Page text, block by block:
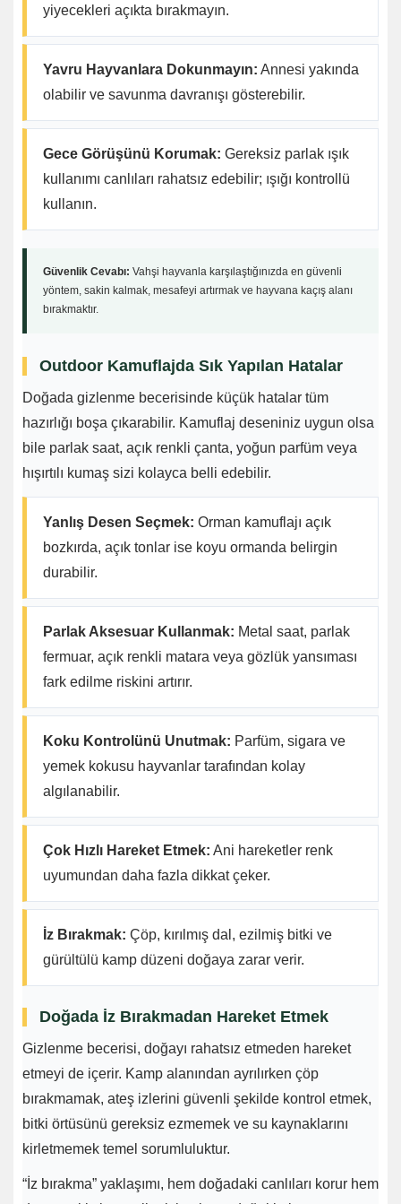
yiyecekleri açıkta bırakmayın.
Yavru Hayvanlara Dokunmayın: Annesi yakında
olabilir ve savunma davranışı gösterebilir.
Gece Görüşünü Korumak: Gereksiz parlak ışık
kullanımı canlıları rahatsız edebilir; ışığı kontrollü
kullanın.
Güvenlik Cevabı: Vahşi hayvanla karşılaştığınızda en güvenli
yöntem, sakin kalmak, mesafeyi artırmak ve hayvana kaçış alanı
bırakmaktır.
Outdoor Kamuflajda Sık Yapılan Hatalar
Doğada gizlenme becerisinde küçük hatalar tüm
hazırlığı boşa çıkarabilir. Kamuflaj deseniniz uygun olsa
bile parlak saat, açık renkli çanta, yoğun parfüm veya
hışırtılı kumaş sizi kolayca belli edebilir.
Yanlış Desen Seçmek: Orman kamuflajı açık
bozkırda, açık tonlar ise koyu ormanda belirgin
durabilir.
Parlak Aksesuar Kullanmak: Metal saat, parlak
fermuar, açık renkli matara veya gözlük yansıması
fark edilme riskini artırır.
Koku Kontrolünü Unutmak: Parfüm, sigara ve
yemek kokusu hayvanlar tarafından kolay
algılanabilir.
Çok Hızlı Hareket Etmek: Ani hareketler renk
uyumundan daha fazla dikkat çeker.
İz Bırakmak: Çöp, kırılmış dal, ezilmiş bitki ve
gürültülü kamp düzeni doğaya zarar verir.
Doğada İz Bırakmadan Hareket Etmek
Gizlenme becerisi, doğayı rahatsız etmeden hareket
etmeyi de içerir. Kamp alanından ayrılırken çöp
bırakmamak, ateş izlerini güvenli şekilde kontrol etmek,
bitki örtüsünü gereksiz ezmemek ve su kaynaklarını
kirletmemek temel sorumluluktur.
“İz bırakma” yaklaşımı, hem doğadaki canlıları korur hem